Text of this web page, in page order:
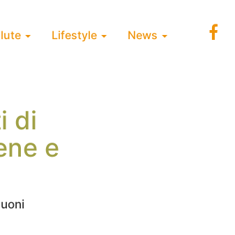
Lifestyle News
di
e